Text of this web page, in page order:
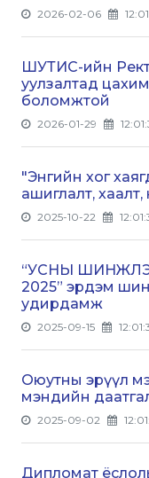
2026-02-06
ШУТИС-ийн
уулзалтад
боломжтой
2026-01-29
"Энгийн хог
ашиглалт, хаалт,
2025-10-22
“УСНЫ
2025” эрдэм
удирдамж
2025-09-15
Оюутны эрүүл
мэндийн даатгал
2025-09-02
Дипломат